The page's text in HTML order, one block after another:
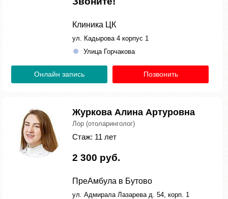
Клиника ЦК
ул. Кадырова 4 корпус 1
Улица Горчакова
Онлайн запись Позвонить
Журкова Алина Артуровна
Лор (отоларинголог)
Стаж: 11 лет
2 300 руб.
ПреАмбула в Бутово
ул. Адмирала Лазарева д. 54, корп. 1